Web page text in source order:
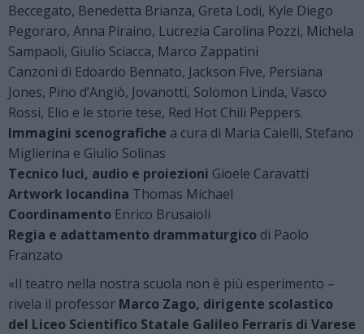
Beccegato, Benedetta Brianza, Greta Lodi, Kyle Diego
Pegoraro, Anna Piraino, Lucrezia Carolina Pozzi, Michela
Sampaoli, Giulio Sciacca, Marco Zappatini
Canzoni di Edoardo Bennato, Jackson Five, Persiana
Jones, Pino d’Angiò, Jovanotti, Solomon Linda, Vasco
Rossi, Elio e le storie tese, Red Hot Chili Peppers.
Immagini scenografiche a cura di Maria Caielli, Stefano
Miglierina e Giulio Solinas
Tecnico luci, audio e proiezioni Gioele Caravatti
Artwork locandina Thomas Michael
Coordinamento Enrico Brusaioli
Regia e adattamento drammaturgico di Paolo
Franzato
«Il teatro nella nostra scuola non è più esperimento –
rivela il professor Marco Zago, dirigente scolastico
del Liceo Scientifico Statale Galileo Ferraris di Varese